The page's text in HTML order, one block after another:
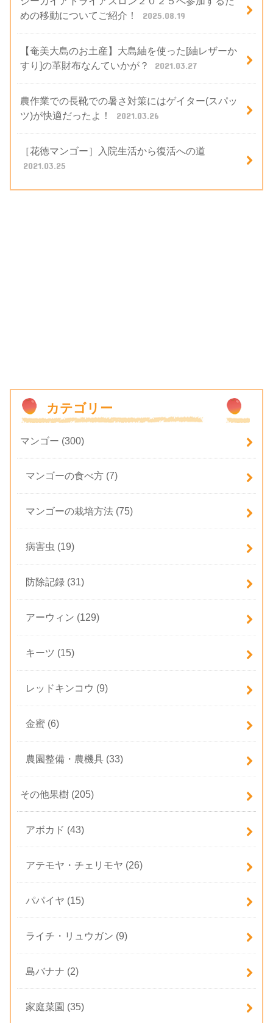
めの移動についてご紹介！
2025.08.19
【奄美大島のお土産】大島紬を使った[紬レザーか
すり]の革財布なんていかが？
2021.03.27
農作業での長靴での暑さ対策にはゲイター(スパッ
ツ)が快適だったよ！
2021.03.26
［花徳マンゴー］入院生活から復活への道
2021.03.25
カテゴリー
マンゴー (300)
マンゴーの食べ方 (7)
マンゴーの栽培方法 (75)
病害虫 (19)
防除記録 (31)
アーウィン (129)
キーツ (15)
レッドキンコウ (9)
金蜜 (6)
農園整備・農機具 (33)
その他果樹 (205)
アボカド (43)
アテモヤ・チェリモヤ (26)
パパイヤ (15)
ライチ・リュウガン (9)
島バナナ (2)
家庭菜園 (35)